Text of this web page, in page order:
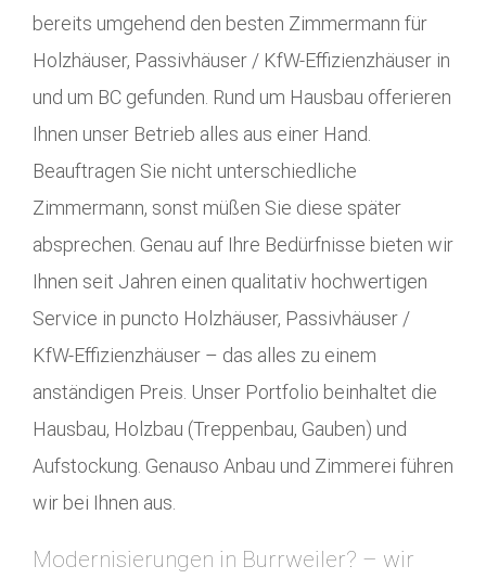
bereits umgehend den besten Zimmermann für
Holzhäuser, Passivhäuser / KfW-Effizienzhäuser in
und um BC gefunden. Rund um Hausbau offerieren
Ihnen unser Betrieb alles aus einer Hand.
Beauftragen Sie nicht unterschiedliche
Zimmermann, sonst müßen Sie diese später
absprechen. Genau auf Ihre Bedürfnisse bieten wir
Ihnen seit Jahren einen qualitativ hochwertigen
Service in puncto Holzhäuser, Passivhäuser /
KfW-Effizienzhäuser – das alles zu einem
anständigen Preis. Unser Portfolio beinhaltet die
Hausbau, Holzbau (Treppenbau, Gauben) und
Aufstockung. Genauso Anbau und Zimmerei führen
wir bei Ihnen aus.
Modernisierungen in Burrweiler? – wir